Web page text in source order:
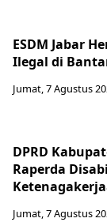
ESDM Jabar
Ilegal di
Jumat, 7 Agustus
DPRD
Raperda
Jumat, 7 Agustus